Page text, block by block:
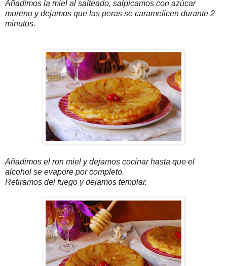
Añadimos la miel al salteado, salpicamos con azúcar
moreno y dejamos que las peras se caramelicen durante 2
minutos.
Añadimos el ron miel y dejamos cocinar hasta que el
alcohol se evapore por completo.
Retiramos del fuego y dejamos templar.